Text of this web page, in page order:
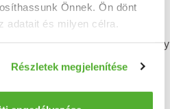
Önnek. Ön dönt
adatait és milyen célra.
földrajzi elhelyezkedéséről
Részletek megjelenítése
Kiadó lakás Orbánhegy
Kiadó téglalakás Svábhegy
Kiadó lakás Svábhegy